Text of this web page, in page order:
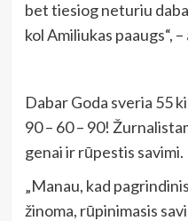
bet tiesiog neturiu
kol Amiliukas paaugs“,
Dabar Goda sveria 55
90 – 60 – 90!
genai ir rūpestis savimi.
„Manau, kad
žinoma, rūpinimasis